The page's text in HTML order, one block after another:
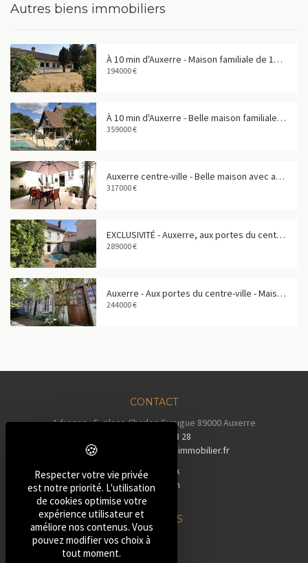
Autres biens immobiliers
À 10 min d'Auxerre - Maison familiale de 158 m² dans un bourg avec commerces
194000 €
À 10 min d'Auxerre - Belle maison familiale avec piscine
359000 €
Auxerre centre-ville - Belle maison avec appartement indépendant et garage
317000 €
EXCLUSIVITÉ - Auxerre, aux portes du centre-ville - Maison de caractère de 160 m²
289000 €
Auxerre - Aux portes du centre-ville - Maison familiale de 158 m²
244000 €
CONTACT
Adresse : 5, place Charles Surugue 89000 Auxerre
03 86 72 28 28
Email :
contact@auxerreimmobilier.fr
Facebook
Instagram
Tiktok
NOS BIENS
»Maisons
Respecter votre vie privée
est notre priorité. L'utilisation
de cookies optimise votre
expérience utilisateur et
améliore nos contenus. Vous
pouvez modifier vos choix à
tout moment.